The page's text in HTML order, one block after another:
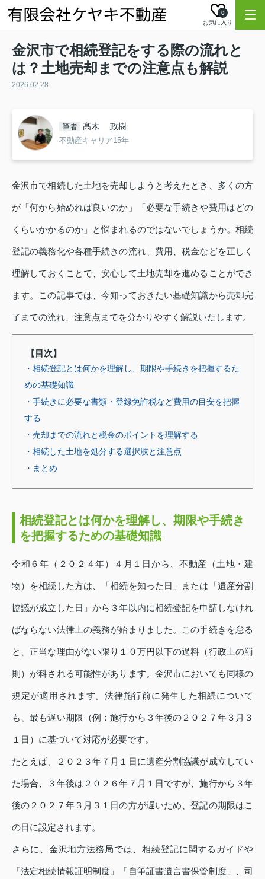
お気に入り
0
金沢市で相続登記をする際の流れと
は？土地売却までの注意点も解説
2026.02.28
筆者 髙木 政樹
不動産キャリア15年
金沢市で相続した土地を売却しようと考えたとき、多くの方
が「何から始めれば良いのか」「必要な手続きや費用はどの
くらいかかるのか」と悩まれるのではないでしょうか。相続
登記の義務化や各種手続きの流れ、費用、税金などを正しく
理解しておくことで、安心して土地売却を進めることができ
ます。この記事では、今知っておきたい基礎知識から売却完
了までの流れ、注意点までを分かりやすく解説いたします。
【目次】
・相続登記とは何かを理解し、期限や手続きを把握するた
めの基礎知識
・手続きに必要な書類・登録免許税など費用の目安を把握
する
・売却までの流れと税金のポイントを理解する
・相続した土地を処分する選択肢と注意点
・まとめ
相続登記とは何かを理解し、期限や手続き
を把握するための基礎知識
令和６年（２０２４年）４月１日から、不動産（土地・建
物）を相続した方は、「相続を知った日」または「遺産分割
協議が成立した日」から３年以内に相続登記を申請しなけれ
ばならない法律上の義務が始まりました。この手続きを怠る
と、正当な理由がない限り１０万円以下の過料（行政上の罰
則）が科される可能性があります。金沢市においても同様の
規定が適用されます。法律施行前に発生した相続について
も、最も遅い期限（例：施行から３年後の２０２７年３月３
１日）に基づいて対応が必要です。
たとえば、２０２３年７月１日に遺産分割協議が成立してい
た場合、３年後は２０２６年７月１日ですが、施行から３年
後の２０２７年３月３１日の方が遅いため、登記の期限はこ
の日に設定されます。
さらに、金沢地方法務局では、相続登記に関するガイドや
「法定相続情報証明制度」「自筆証書遺言書保管制度」、司